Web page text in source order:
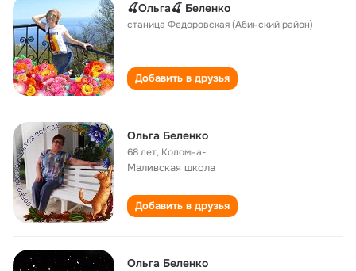
🍒Ольга🍒 Беленко
станица Федоровская (Абинский район)
Добавить в друзья
Ольга Беленко
68 лет, Коломна-
Маливская школа
Добавить в друзья
Ольга Беленко